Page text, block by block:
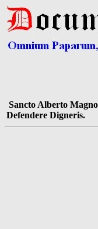
Sancto Alberto
Defendere Digneris.